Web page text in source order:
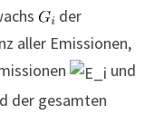
der
aller Emissionen,
und
der gesamten